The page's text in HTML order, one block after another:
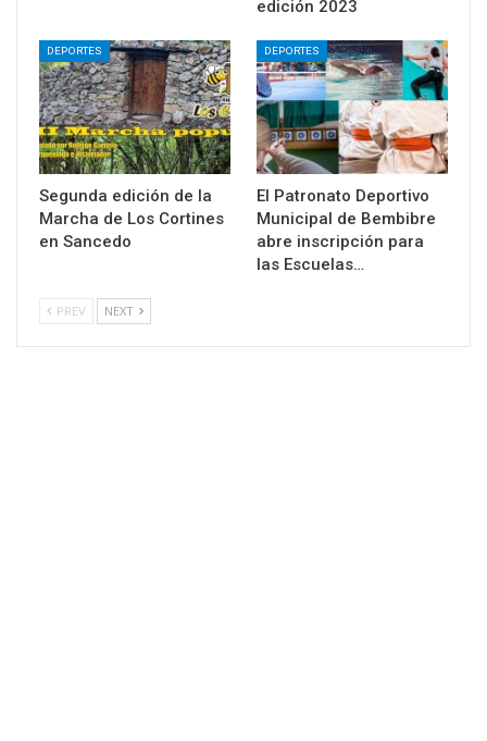
edición 2023
DEPORTES
Segunda edición de la
Marcha de Los Cortines
en Sancedo
DEPORTES
El Patronato Deportivo
Municipal de Bembibre
abre inscripción para
las Escuelas…
PREV NEXT